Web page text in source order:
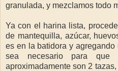
granulada, y mezclamos todo
Ya con el harina lista,
de mantequilla, azúcar,
es en la batidora y
sea necesario para que
aproximadamente son 2